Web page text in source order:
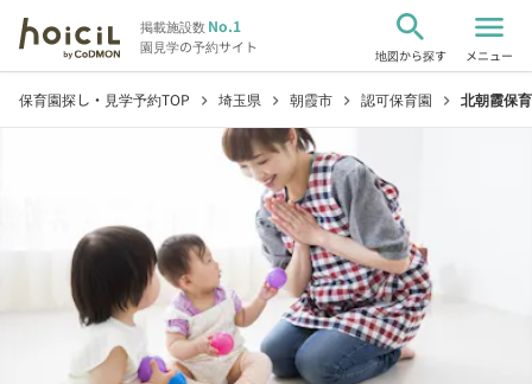
掲載施設数No.1
園見学の予約サイト
search
地図から探す
menu
メニュー
保育園探し・見学予約TOP chevron_right 埼玉県 chevron_right 朝霞市 chevron_right 認可保育園 chevron_right 北朝霞保